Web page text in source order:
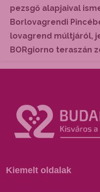
pezsgő alapjaival
Borlovagrendi
lovagrend múltjáról,
BORgiorno teraszán
Kiemelt oldalak